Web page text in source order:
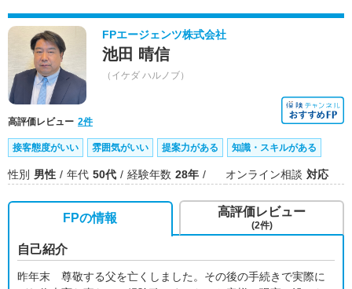
FPエージェンツ株式会社
池田 晴信
（イケダ ハルノブ）
高評価レビュー 2件
接客態度がいい 雰囲気がいい 提案力がある 知識・スキルがある
性別 男性 年代 50代 経験年数 28年 オンライン相談 対応
FPの情報
自己紹介
昨年末 尊敬する父を亡くしました。その後の手続きで実際に
高評価レビュー
(2件)